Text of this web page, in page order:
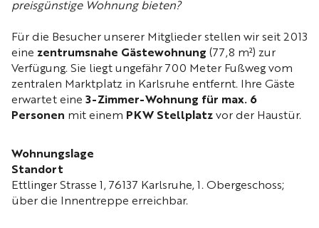
preisgünstige Wohnung bieten?
Für die Besucher unserer Mitglieder stellen wir seit 2013
eine zentrumsnahe Gästewohnung (77,8 m²) zur
Verfügung. Sie liegt ungefähr 700 Meter Fußweg vom
zentralen Marktplatz in Karlsruhe entfernt. Ihre Gäste
erwartet eine 3-Zimmer-Wohnung für max. 6
Personen mit einem PKW Stellplatz vor der Haustür.
Wohnungslage
Standort
Ettlinger Strasse 1, 76137 Karlsruhe, 1. Ober­geschoss;
über die Innentreppe erreichbar.